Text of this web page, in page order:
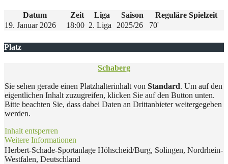
Datum Zeit Liga Saison
Reguläre Spielzeit
19. Januar 2026
18:00 2. Liga 2025/26 70'
Platz
Schaberg
Sie sehen gerade einen Platzhalterinhalt von Standard. Um auf den
eigentlichen Inhalt zuzugreifen, klicken Sie auf den Button unten.
Bitte beachten Sie, dass dabei Daten an Drittanbieter weitergegeben
werden.
Inhalt entsperren
Weitere Informationen
Herbert-Schade-Sportanlage Höhscheid/Burg, Solingen, Nordrhein-
Westfalen, Deutschland